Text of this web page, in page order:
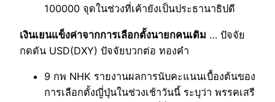
100000 จุดในช่วงที่เค้ายังเป็นประธานาธิปดี
เงินเยนแข็งค่าจากการเลือกตั้งนายกคนเดิม … ปัจจัย
กดดัน USD(DXY) ปัจจัยบวกต่อ ทองคำ
9 กพ NHK รายงานผลการนับคะแนนเบื้องต้นของ
การเลือกตั้งญี่ปุ่นในช่วงเช้าวันนี้ ระบุว่า พรรคเสรี